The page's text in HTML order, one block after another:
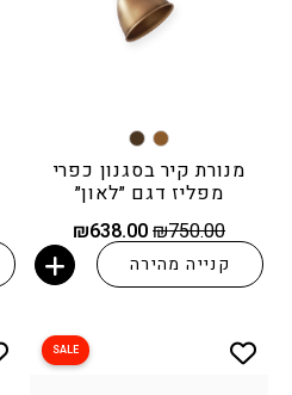
מנורת קיר בסגנון כפרי
מפליז דגם ״לאון״
₪750.00 המחיר
המקורי
היה:
₪750.00.
₪638.00 המחיר
הנוכחי
הוא:
₪638.00.
קנייה מהירה
SALE